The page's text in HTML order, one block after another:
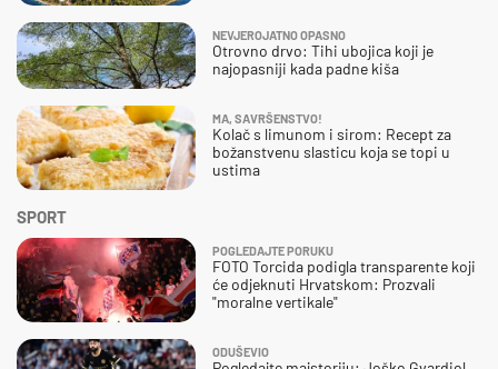
SPORT
POGLEDAJTE PORUKU
FOTO Torcida podigla transparente koji
će odjeknuti Hrvatskom: Prozvali
"moralne vertikale"
ODUŠEVIO
NEVJEROJATNO OPASNO
Otrovno drvo: Tihi ubojica koji je
najopasniji kada padne kiša
MA, SAVRŠENSTVO!
Kolač s limunom i sirom: Recept za
božanstvenu slasticu koja se topi u
ustima